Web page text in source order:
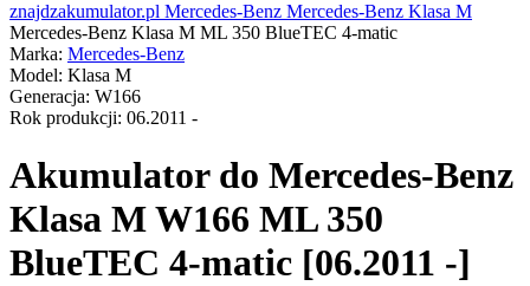
znajdzakumulator.pl Mercedes-Benz Mercedes-Benz Klasa M
Mercedes-Benz Klasa M ML 350 BlueTEC 4-matic
Marka: Mercedes-Benz
Model: Klasa M
Generacja: W166
Rok produkcji: 06.2011 -
Akumulator do Mercedes-Benz
Klasa M W166 ML 350
BlueTEC 4-matic [06.2011 -]